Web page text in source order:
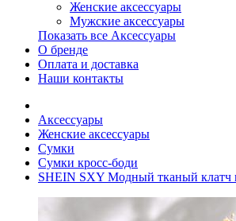
Женские аксессуары
Мужские аксессуары
Показать все Аксессуары
О бренде
Оплата и доставка
Наши контакты
Аксессуары
Женские аксессуары
Сумки
Сумки кросс-боди
SHEIN SXY Модный тканый клатч